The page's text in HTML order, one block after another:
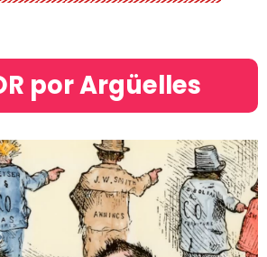
por Argüelles​